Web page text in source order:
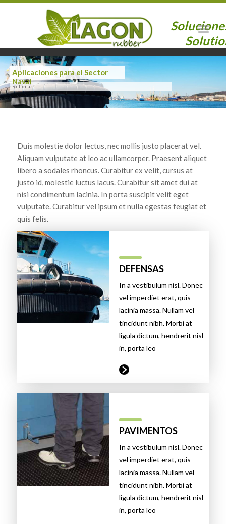
Rellenar
Aplicaciones para el Sector
Naval
Duis molestie dolor lectus, nec mollis justo placerat vel.
Aliquam vulputate at leo ac ullamcorper. Praesent aliquet
libero a sodales rhoncus. Curabitur ex velit, cursus at
justo id, molestie luctus lacus. Curabitur sit amet dui at
nisi condimentum lacinia. In porta suscipit velit eget
vulputate. Curabitur vel ipsum et nulla egestas feugiat et
quis felis.
DEFENSAS
In a vestibulum nisl. Donec
vel imperdiet erat, quis
lacinia massa. Nullam vel
tincidunt nibh. Morbi at
ligula dictum, hendrerit nisl
in, porta leo
PAVIMENTOS
In a vestibulum nisl. Donec
vel imperdiet erat, quis
lacinia massa. Nullam vel
tincidunt nibh. Morbi at
ligula dictum, hendrerit nisl
in, porta leo